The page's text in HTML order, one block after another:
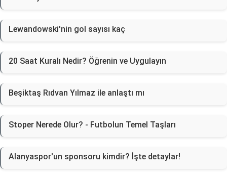
Lewandowski'nin gol sayısı kaç
20 Saat Kuralı Nedir? Öğrenin ve Uygulayın
Beşiktaş Rıdvan Yılmaz ile anlaştı mı
Stoper Nerede Olur? - Futbolun Temel Taşları
Alanyaspor'un sponsoru kimdir? İşte detaylar!